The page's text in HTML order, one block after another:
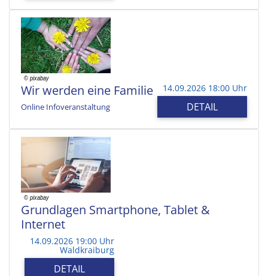
Wir werden eine Familie
Online Infoveranstaltung
14.09.2026 18:00 Uhr
DETAIL
Grundlagen Smartphone, Tablet &
Internet
14.09.2026 19:00 Uhr
Waldkraiburg
DETAIL